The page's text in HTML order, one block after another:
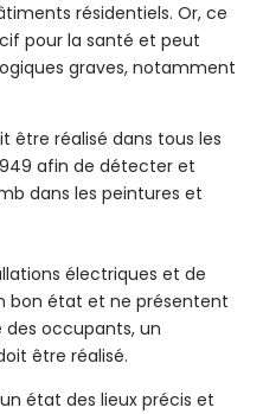
résidentiels. Or, ce
pour la santé et peut
graves, notamment
être réalisé dans tous les
afin de détecter et
dans les peintures et
électriques et de
bon état et ne présentent
des occupants, un
être réalisé.
état des lieux précis et